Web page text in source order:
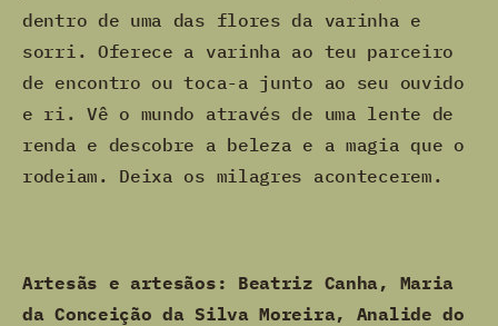
dentro de uma das flores da varinha e
sorri. Oferece a varinha ao teu parceiro
de encontro ou toca-a junto ao seu ouvido
e ri. Vê o mundo através de uma lente de
renda e descobre a beleza e a magia que o
rodeiam. Deixa os milagres acontecerem.
Artesãs e artesãos: Beatriz Canha, Maria
da Conceição da Silva Moreira, Analide do